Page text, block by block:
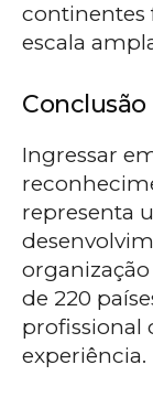
continentes
escala
Conclusão
Ingressar
representa
de 220
profissional
experiência.